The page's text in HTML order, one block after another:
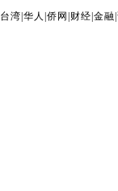
台湾 |华人 |侨网 财经 |金融 |